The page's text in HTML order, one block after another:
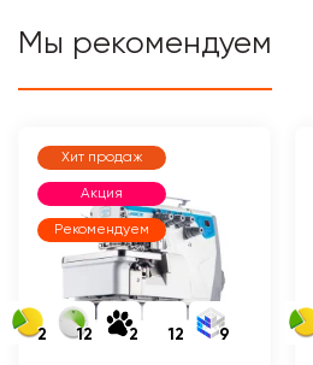
Мы рекомендуем
Хит продаж
Акция
Рекомендуем
2 12 2 12 9